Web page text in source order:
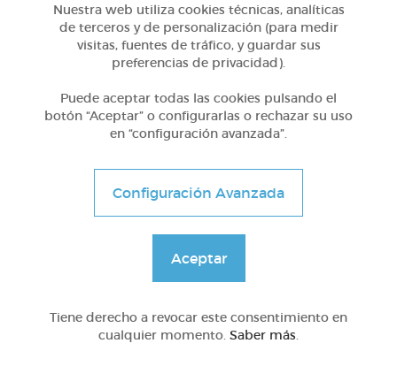
Otros
Sílabas trabadas
DOCS (2)
Nuestra web utiliza cookies técnicas, analíticas
de terceros y de personalización (para medir
visitas, fuentes de tráfico, y guardar sus
preferencias de privacidad).
Puede aceptar todas las cookies pulsando el
botón “Aceptar” o configurarlas o rechazar su uso
en “configuración avanzada”.
Configuración Avanzada
Aceptar
Tiene derecho a revocar este consentimiento en
cualquier momento. Saber más.